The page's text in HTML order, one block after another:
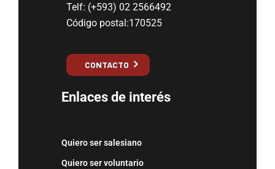
Telf: (+593) 02 2566492
Código postal:170525
CONTACTO
Enlaces de interés
Quiero ser salesiano
Quiero ser voluntario